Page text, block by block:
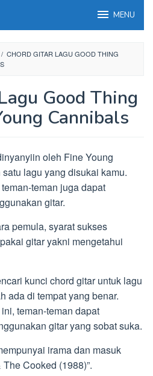
MENU
/ CHORD GITAR LAGU GOOD THING
Good Thing
Cannibals
oleh Fine Young
lagu yang disukai kamu.
teman juga dapat
gitar.
pemula, syarat sukses
gitar yakni mengetahui
kunci chord gitar untuk lagu
ada di tempat yang benar.
teman-teman dapat
gitar yang sobat suka.
irama dan masuk
Cooked (1988)”.